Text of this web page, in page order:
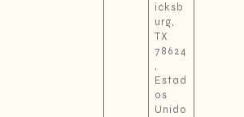
icksb
urg,
TX
78624
,
Estad
os
Unido